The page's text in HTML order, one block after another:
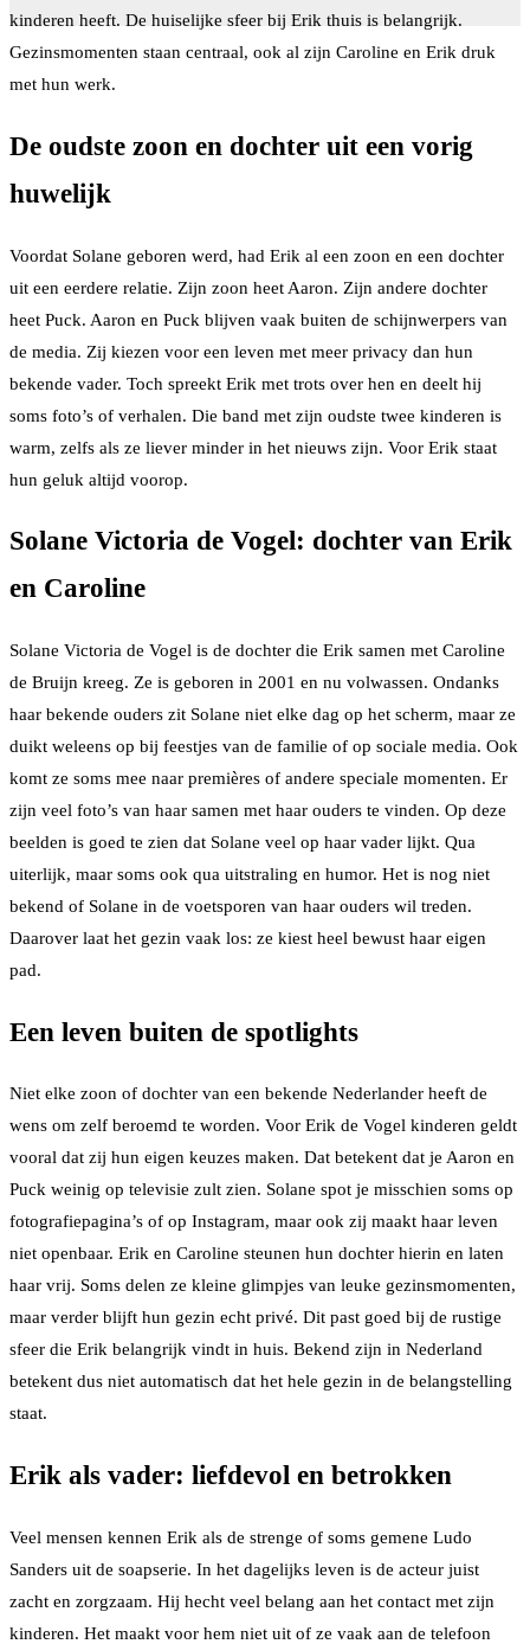
kinderen heeft. De huiselijke sfeer bij Erik thuis is belangrijk.
Gezinsmomenten staan centraal, ook al zijn Caroline en Erik druk
met hun werk.
De oudste zoon en dochter uit een vorig
huwelijk
Voordat Solane geboren werd, had Erik al een zoon en een dochter
uit een eerdere relatie. Zijn zoon heet Aaron. Zijn andere dochter
heet Puck. Aaron en Puck blijven vaak buiten de schijnwerpers van
de media. Zij kiezen voor een leven met meer privacy dan hun
bekende vader. Toch spreekt Erik met trots over hen en deelt hij
soms foto’s of verhalen. Die band met zijn oudste twee kinderen is
warm, zelfs als ze liever minder in het nieuws zijn. Voor Erik staat
hun geluk altijd voorop.
Solane Victoria de Vogel: dochter van Erik
en Caroline
Solane Victoria de Vogel is de dochter die Erik samen met Caroline
de Bruijn kreeg. Ze is geboren in 2001 en nu volwassen. Ondanks
haar bekende ouders zit Solane niet elke dag op het scherm, maar ze
duikt weleens op bij feestjes van de familie of op sociale media. Ook
komt ze soms mee naar premières of andere speciale momenten. Er
zijn veel foto’s van haar samen met haar ouders te vinden. Op deze
beelden is goed te zien dat Solane veel op haar vader lijkt. Qua
uiterlijk, maar soms ook qua uitstraling en humor. Het is nog niet
bekend of Solane in de voetsporen van haar ouders wil treden.
Daarover laat het gezin vaak los: ze kiest heel bewust haar eigen
pad.
Een leven buiten de spotlights
Niet elke zoon of dochter van een bekende Nederlander heeft de
wens om zelf beroemd te worden. Voor Erik de Vogel kinderen geldt
vooral dat zij hun eigen keuzes maken. Dat betekent dat je Aaron en
Puck weinig op televisie zult zien. Solane spot je misschien soms op
fotografiepagina’s of op Instagram, maar ook zij maakt haar leven
niet openbaar. Erik en Caroline steunen hun dochter hierin en laten
haar vrij. Soms delen ze kleine glimpjes van leuke gezinsmomenten,
maar verder blijft hun gezin echt privé. Dit past goed bij de rustige
sfeer die Erik belangrijk vindt in huis. Bekend zijn in Nederland
betekent dus niet automatisch dat het hele gezin in de belangstelling
staat.
Erik als vader: liefdevol en betrokken
Veel mensen kennen Erik als de strenge of soms gemene Ludo
Sanders uit de soapserie. In het dagelijks leven is de acteur juist
zacht en zorgzaam. Hij hecht veel belang aan het contact met zijn
kinderen. Het maakt voor hem niet uit of ze vaak aan de telefoon